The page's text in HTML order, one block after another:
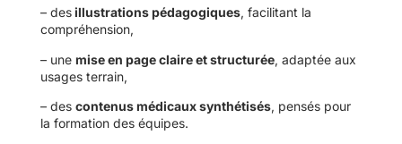
– desillustrations pédagogiques, facilitant la
compréhension,
– une mise en page claire et structurée, adaptée aux
usages terrain,
– des contenus médicaux synthétisés, pensés pour
la formation des équipes.